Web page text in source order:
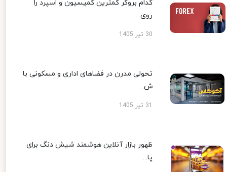
کدام بروکر کمترین کمیسیون و اسپرد را
روی...
30 تیر 1405
تحولی مدرن در فضاهای اداری و مسکونی با
ش...
ظهور بازار آنلاین هوشمند شیش دنگ برای
پا...